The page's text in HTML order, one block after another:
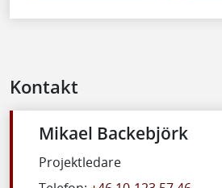
Kontakt
Mikael Backebjörk
Projektledare